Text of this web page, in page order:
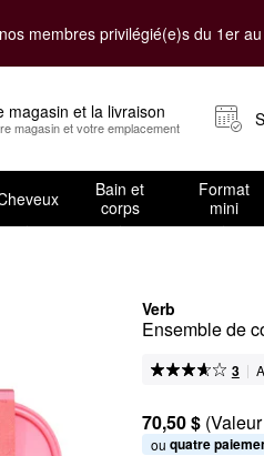
membres privilégié(e)s du 1er
magasin et la livraison
magasin et votre emplacement
Bain et
corps
Format
mini
Verb
Ensemble de
3 |
70,50 $
ou quatre